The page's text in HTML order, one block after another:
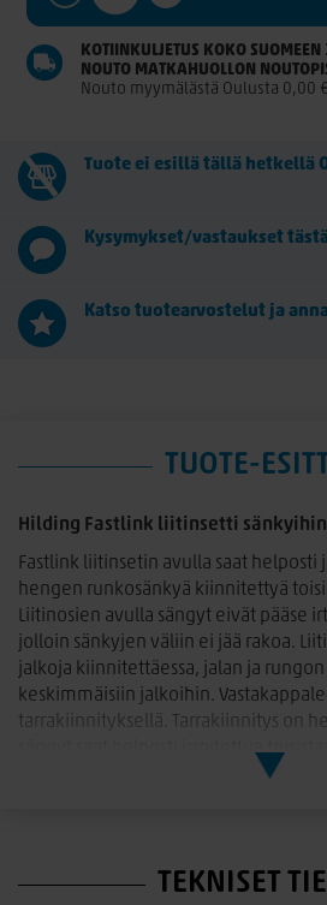
KOTIINKULJETUS KOKO
NOUTO MATKAHUOLLON
Nouto myymälästä Oulusta 0,00 €
Tuote ei esillä tällä hetkellä
Kysymykset/vastaukset
Katso tuotearvostelut ja
TUOTE-
Hilding Fastlink liitinsetti sänkyihin
Fastlink liitinsetin avulla saat helposti
hengen runkosänkyä kiinnitettyä
Liitinosien avulla sängyt eivät pääse
jolloin sänkyjen väliin ei jää rakoa.
jalkoja kiinnitettäessa, jalan ja
keskimmäisiin jalkoihin.
tarrakiinnityksellä. Tarrakiinnitys on
sängyt saat helposti irroitettua
TEKNISET